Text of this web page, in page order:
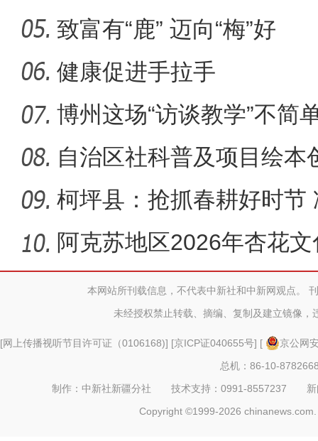
致富有“鹿” 迈向“梅”好
健康促进手拉手
博州这场“访谈教学”不简
→
自治区社科普及项目绘本
车县
柯坪县：抢抓春耕好时节
振兴新景
阿克苏地区2026年杏花
第十届杏
本网站所刊载信息，不代表中新社和中新网观点。
未经授权禁止转载、摘编、复制及建立镜像，
[网上传播视听节目许可证（0106168)] [京ICP证040655号] [
京公网
总机：86-10-
制作：中新社新疆分社 技术支持：0991-8557237
Copyright ©1999-2026